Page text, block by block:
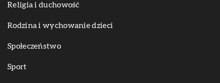
Religia i duchowość
Rodzina i wychowanie dzieci
Społeczeństwo
Sport